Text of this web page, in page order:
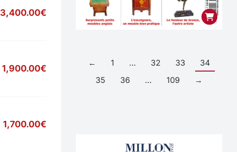
3,400.00€
1,900.00€
1,700.00€
← 1 … 32 33
34
35
36 … 109 →